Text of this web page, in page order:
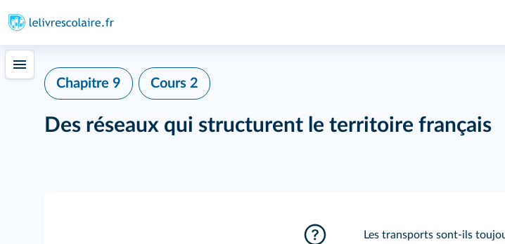
Chapitre 9 Cours 2
Des réseaux qui structurent le territoire français
Les transports sont‑ils